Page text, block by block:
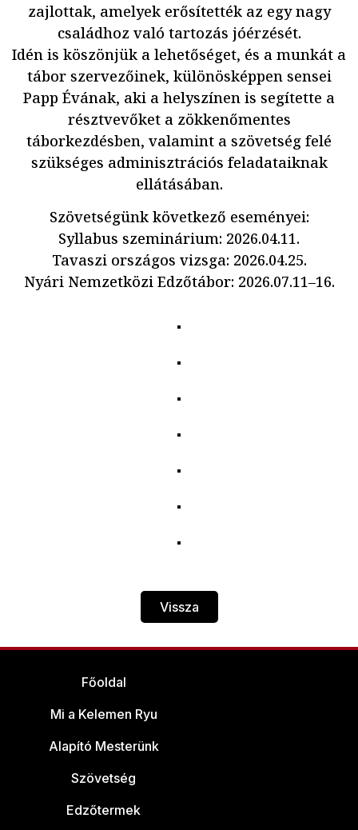
zajlottak, amelyek erősítették az egy nagy
családhoz való tartozás jóérzését.
Idén is köszönjük a lehetőséget, és a munkát a
tábor szervezőinek, különösképpen sensei
Papp Évának, aki a helyszínen is segítette a
résztvevőket a zökkenőmentes
táborkezdésben, valamint a szövetség felé
szükséges adminisztrációs feladataiknak
ellátásában.
Szövetségünk következő eseményei:
Syllabus szeminárium: 2026.04.11.
Tavaszi országos vizsga: 2026.04.25.
Nyári Nemzetközi Edzőtábor: 2026.07.11–16.
Vissza
Főoldal
Mi a Kelemen Ryu
Alapító Mesterünk
Szövetség
Edzőtermek